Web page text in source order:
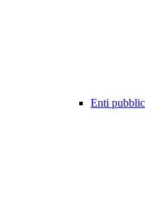
Enti